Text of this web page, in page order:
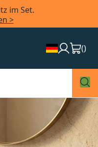
im Set.
>
()